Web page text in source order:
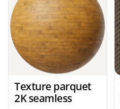
Texture parquet
2K seamless